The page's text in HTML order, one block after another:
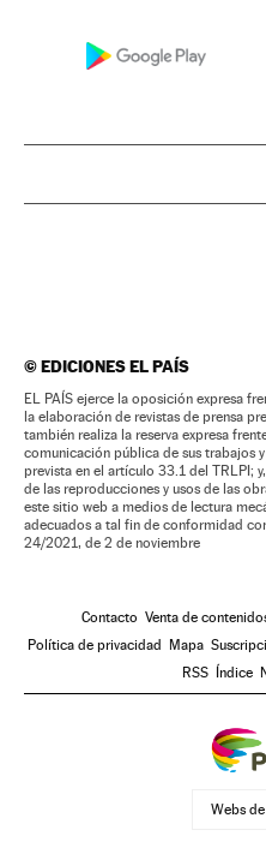
©EDICIONES EL PAÍS
EL PAÍS ejerce la oposición expresa
la elaboración de revistas de prensa
también realiza la reserva expresa
comunicación pública de sus trabajos
prevista en el artículo 33.1 del TRLPI;
de las reproducciones y usos de las
este sitio web a medios de lectura
adecuados a tal fin de conformidad
24/2021, de 2 de noviembre
Contacto Venta de
Política de privacidad
Mapa
RSS
Índice
Webs